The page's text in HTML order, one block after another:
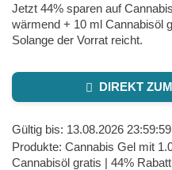
Jetzt 44% sparen auf
wärmend + 10 ml Cannabisöl
Solange der Vorrat reicht.
DIREKT
Gültig bis: 13.08.2026
Produkte: Cannabis Gel mit
Cannabisöl gratis | 44%